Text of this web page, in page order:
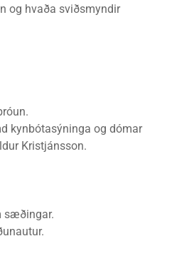
og hvaða sviðsmyndir
kynbótasýninga og dómar
Kristjánsson.
sæðingar.